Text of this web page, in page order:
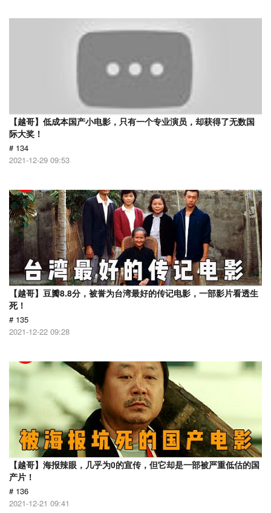
【越哥】低成本国产小电影，只有一个专业演员，却获得了无数国
际大奖！
# 134
2021-12-29 09:53
【越哥】豆瓣8.8分，被誉为台湾最好的传记电影，一部影片看透生
死！
# 135
2021-12-22 09:28
【越哥】海报辣眼，几乎为0的宣传，但它却是一部被严重低估的国
产片！
# 136
2021-12-21 09:41